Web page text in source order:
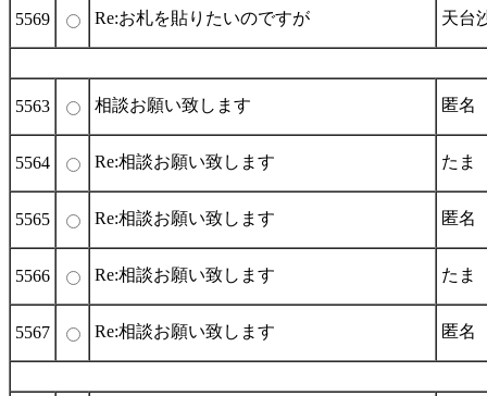
5569 Re:お札を貼りたいのですが 天台
5563 相談お願い致します 匿名
5564 Re:相談お願い致します たま
5565 Re:相談お願い致します 匿名
5566 Re:相談お願い致します たま
5567 Re:相談お願い致します 匿名